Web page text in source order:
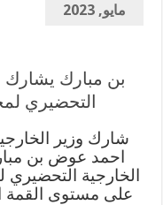
مايو, 2023
بن مبارك يشارك
التحضيري
شارك وزير
احمد عوض بن
الخارجية التحضيري